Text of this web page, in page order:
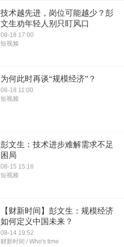
技术越先进，岗位可能越少？彭
文生劝年轻人别只盯风口
08-18 17:00
短视频
为何此时再谈“规模经济”？
08-18 11:00
短视频
彭文生：技术进步难解需求不足
困局
08-15 15:16
短视频
【财新时间】彭文生：规模经济
如何定义中国未来？
08-14 19:52
财新时间 / Who's time